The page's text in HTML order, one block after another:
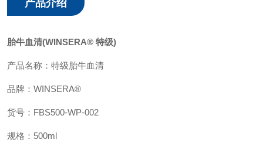
产品介绍
胎牛血清(WINSERA® 特级)
产品名称：特级胎牛血清
品牌： WINSERA®
货号： FBS500-WP-002
规格： 500ml